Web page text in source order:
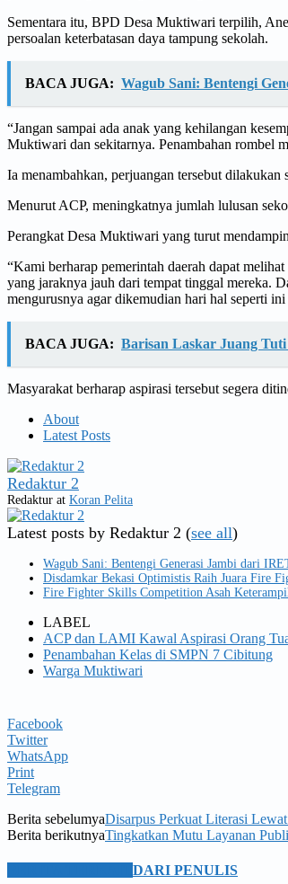
Sementara itu, BPD Desa Muktiwari terpilih,
persoalan keterbatasan daya tampung sekolah.
BACA JUGA: Wagub Sani: Bentengi
“Jangan sampai ada anak yang kehilangan
Muktiwari dan sekitarnya. Penambahan rombel
Ia menambahkan, perjuangan tersebut
Menurut ACP, meningkatnya jumlah lulusan
Perangkat Desa Muktiwari yang turut
“Kami berharap pemerintah daerah dapat
yang jaraknya jauh dari tempat tinggal mereka.
mengurusnya agar dikemudian hari hal seperti
BACA JUGA: Barisan Laskar Juang
Masyarakat berharap aspirasi tersebut segera
About
Latest Posts
Redaktur 2
Redaktur at Koran Pelita
Latest posts by Redaktur 2 (see all)
Wagub Sani: Bentengi Generasi Jambi dari
Disdamkar Bekasi Optimistis Raih Juara Fire
Fire Fighter Skills Competition Asah
LABEL
ACP dan LAMI Kawal Aspirasi Orang
Penambahan Kelas di SMPN 7 Cibitung
Warga Muktiwari
Facebook
Twitter
WhatsApp
Print
Telegram
Berita sebelumyaDisarpus Perkuat Literasi
Berita berikutnyaTingkatkan Mutu Layanan
DARI PENULIS